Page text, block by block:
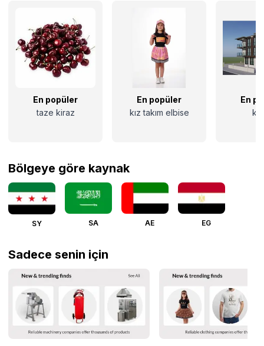
En popüler
taze kiraz
En popüler
kız takım elbise
En
Bölgeye göre kaynak
SY SA AE EG
Sadece senin için